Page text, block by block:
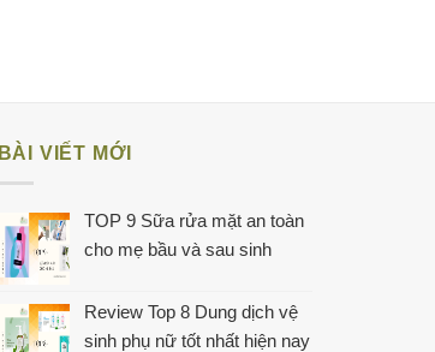
BÀI VIẾT MỚI
TOP 9 Sữa rửa mặt an toàn
cho mẹ bầu và sau sinh
Review Top 8 Dung dịch vệ
sinh phụ nữ tốt nhất hiện nay